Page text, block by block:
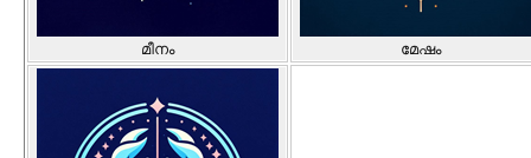
മീനം മേഷം